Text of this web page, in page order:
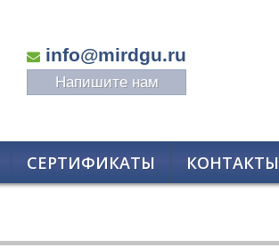
info@mirdgu.ru
Напишите нам
СЕРТИФИКАТЫ КОНТАКТЫ